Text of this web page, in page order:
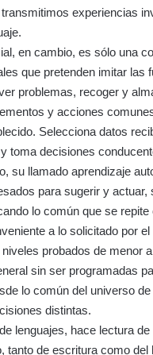
experiencias
en cambio, es sólo una
que pretenden imitar las
problemas, recoger y
y acciones
Selecciona datos
toma decisiones
su llamado aprendizaje
para sugerir y
lo común que se
a lo solicitado por
probados de menor
sin ser programadas
lo común del universo
distintas.
lenguajes, hace lectura
tanto de escritura como del